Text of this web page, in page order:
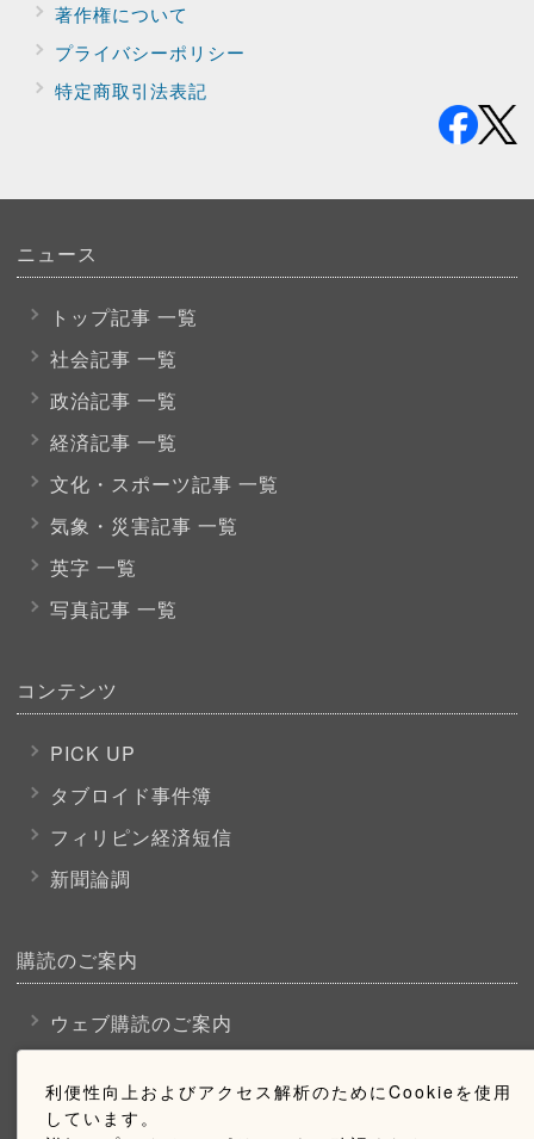
利便性向上およびアクセス解析のためにCookieを使用
しています。
著作権について
プライバシーポリシー
特定商取引法表記
ニュース
トップ記事 一覧
社会記事 一覧
政治記事 一覧
経済記事 一覧
文化・スポーツ記事 一覧
気象・災害記事 一覧
英字 一覧
写真記事 一覧
コンテンツ
PICK UP
タブロイド事件簿
フィリピン経済短信
新聞論調
購読のご案内
ウェブ購読のご案内
お問い合わせ